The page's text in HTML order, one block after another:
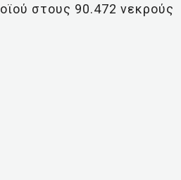
στους 90.472 νεκρούς